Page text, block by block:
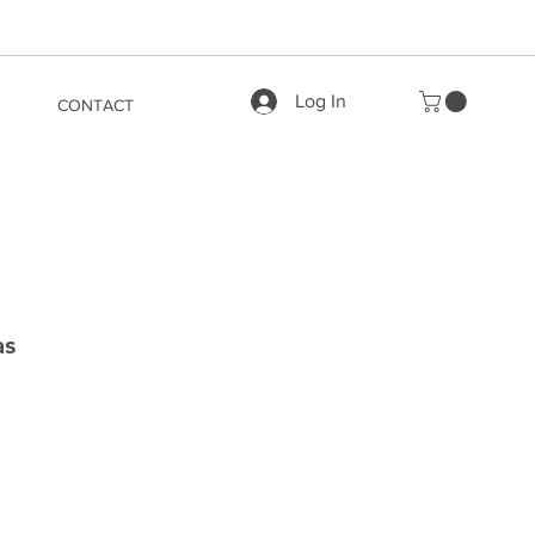
CONTACT Log In